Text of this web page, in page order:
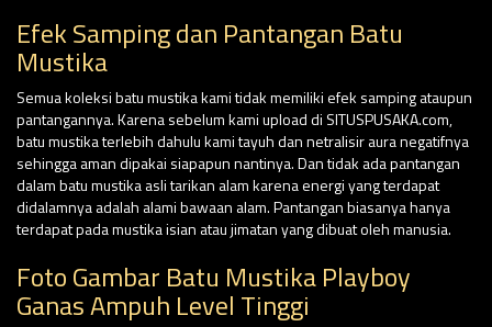
Efek Samping dan Pantangan Batu
Mustika
Semua koleksi batu mustika kami tidak memiliki efek samping ataupun
pantangannya. Karena sebelum kami upload di SITUSPUSAKA.com,
batu mustika terlebih dahulu kami tayuh dan netralisir aura negatifnya
sehingga aman dipakai siapapun nantinya. Dan tidak ada pantangan
dalam batu mustika asli tarikan alam karena energi yang terdapat
didalamnya adalah alami bawaan alam. Pantangan biasanya hanya
terdapat pada mustika isian atau jimatan yang dibuat oleh manusia.
Foto Gambar Batu Mustika Playboy
Ganas Ampuh Level Tinggi